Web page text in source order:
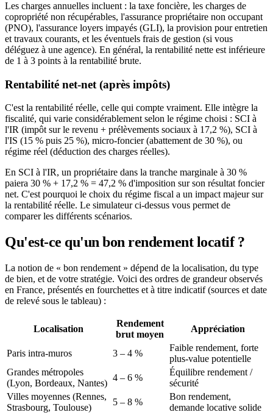
Les charges annuelles incluent : la taxe foncière, les charges de
copropriété non récupérables, l'assurance propriétaire non occupant
(PNO), l'assurance loyers impayés (GLI), la provision pour entretien
et travaux courants, et les éventuels frais de gestion (si vous
déléguez à une agence). En général, la rentabilité nette est inférieure
de 1 à 3 points à la rentabilité brute.
Rentabilité net-net (après impôts)
C'est la rentabilité réelle, celle qui compte vraiment. Elle intègre la
fiscalité, qui varie considérablement selon le régime choisi : SCI à
l'IR (impôt sur le revenu + prélèvements sociaux à 17,2 %), SCI à
l'IS (15 % puis 25 %), micro-foncier (abattement de 30 %), ou
régime réel (déduction des charges réelles).
En SCI à l'IR, un propriétaire dans la tranche marginale à 30 %
paiera 30 % + 17,2 % = 47,2 % d'imposition sur son résultat foncier
net. C'est pourquoi le choix du régime fiscal a un impact majeur sur
la rentabilité réelle. Le simulateur ci-dessus vous permet de
comparer les différents scénarios.
Qu'est-ce qu'un bon rendement locatif ?
La notion de « bon rendement » dépend de la localisation, du type
de bien, et de votre stratégie. Voici des ordres de grandeur observés
en France, présentés en fourchettes et à titre indicatif (sources et date
de relevé sous le tableau) :
Localisation
Rendement
brut moyen
Appréciation
Paris intra-muros 3 – 4 %
Faible rendement, forte
plus-value potentielle
Grandes métropoles
(Lyon, Bordeaux, Nantes)
4 – 6 %
Équilibre rendement /
sécurité
Villes moyennes (Rennes,
Strasbourg, Toulouse)
5 – 8 %
Bon rendement,
demande locative solide